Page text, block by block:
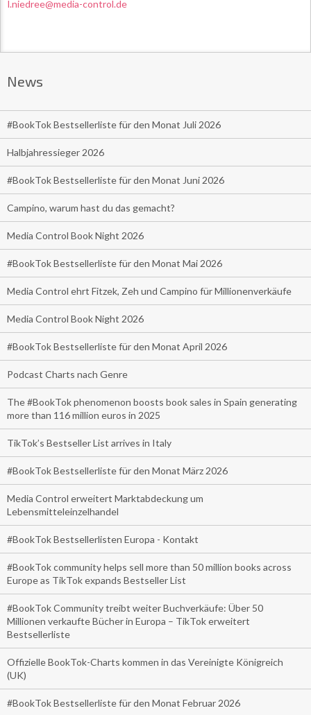
l.niedree@media-control.de
News
#BookTok Bestsellerliste für den Monat Juli 2026
Halbjahressieger 2026
#BookTok Bestsellerliste für den Monat Juni 2026
Campino, warum hast du das gemacht?
Media Control Book Night 2026
#BookTok Bestsellerliste für den Monat Mai 2026
Media Control ehrt Fitzek, Zeh und Campino für Millionenverkäufe
Media Control Book Night 2026
#BookTok Bestsellerliste für den Monat April 2026
Podcast Charts nach Genre
The #BookTok phenomenon boosts book sales in Spain generating
more than 116 million euros in 2025
TikTok’s Bestseller List arrives in Italy
#BookTok Bestsellerliste für den Monat März 2026
Media Control erweitert Marktabdeckung um
Lebensmitteleinzelhandel
#BookTok Bestsellerlisten Europa - Kontakt
#BookTok community helps sell more than 50 million books across
Europe as TikTok expands Bestseller List
#BookTok Community treibt weiter Buchverkäufe: Über 50
Millionen verkaufte Bücher in Europa – TikTok erweitert
Bestsellerliste
Offizielle BookTok-Charts kommen in das Vereinigte Königreich
(UK)
#BookTok Bestsellerliste für den Monat Februar 2026